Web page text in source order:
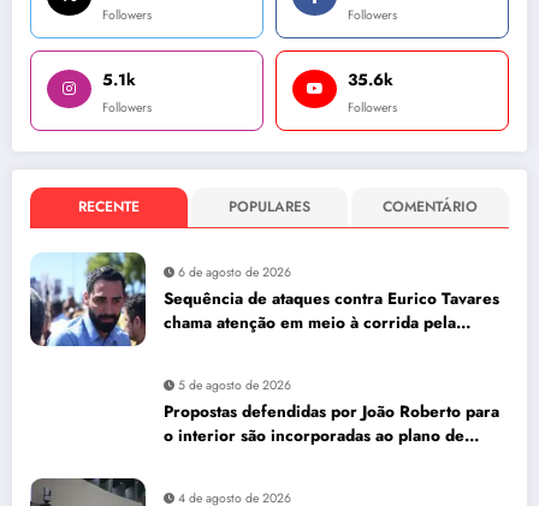
Followers Followers
5.1k
Followers
35.6k
Followers
RECENTE POPULARES COMENTÁRIO
6 de agosto de 2026
Sequência de ataques contra Eurico Tavares
chama atenção em meio à corrida pela
5 de agosto de 2026
Propostas defendidas por João Roberto para
o interior são incorporadas ao plano de
4 de agosto de 2026